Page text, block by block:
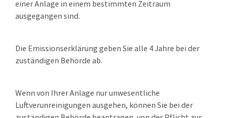
einer Anlage in einem bestimmten Zeitraum
ausgegangen sind.
Die Emissionserklärung geben Sie alle 4 Jahre bei der
zuständigen Behörde ab.
Wenn von Ihrer Anlage nur unwesentliche
Luftverunreinigungen ausgehen, können Sie bei der